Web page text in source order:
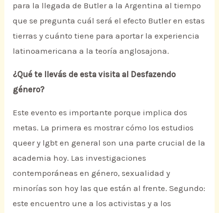
para la llegada de Butler a la Argentina al tiempo
que se pregunta cuál será el efecto Butler en estas
tierras y cuánto tiene para aportar la experiencia
latinoamericana a la teoría anglosajona.
¿Qué te llevás de esta visita al Desfazendo
género?
Este evento es importante porque implica dos
metas. La primera es mostrar cómo los estudios
queer y lgbt en general son una parte crucial de la
academia hoy. Las investigaciones
contemporáneas en género, sexualidad y
minorías son hoy las que están al frente. Segundo:
este encuentro une a los activistas y a los